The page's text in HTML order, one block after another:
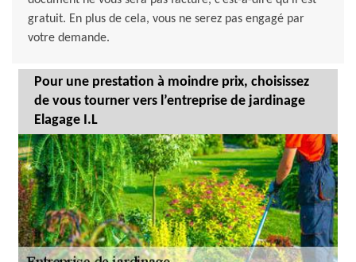
gratuit. En plus de cela, vous ne serez pas engagé par
votre demande.
Pour une prestation à moindre prix, choisissez
de vous tourner vers l’entreprise de jardinage
Elagage I.L